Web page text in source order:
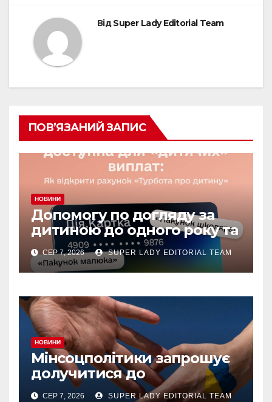
ВідSuper Lady Editorial Team
ПОВ’ЯЗАНИЙ ЗАПИС
НОВИНИ
Допомогу по догляду за
дитиною до одного року та
«єЯсла» можна отримувати
на спеціальний рахунок
«Турбота про дитину» у
СЕР 7, 2026 SUPER LADY EDITORIAL TEAM
НОВИНИ
Мінсоцполітики запрошує
долучитися до
консультацій
СЕР 7, 2026 SUPER LADY EDITORIAL TEAM